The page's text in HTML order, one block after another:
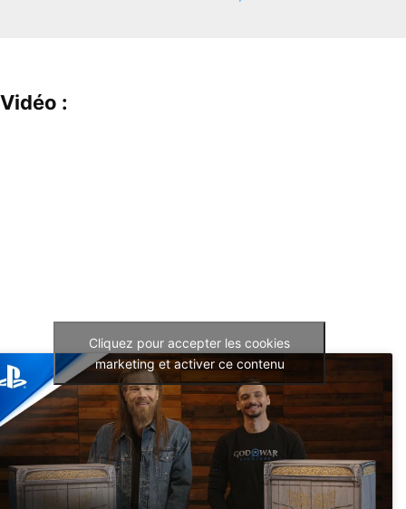
Vidéo :
Cliquez pour accepter les cookies
marketing et activer ce contenu